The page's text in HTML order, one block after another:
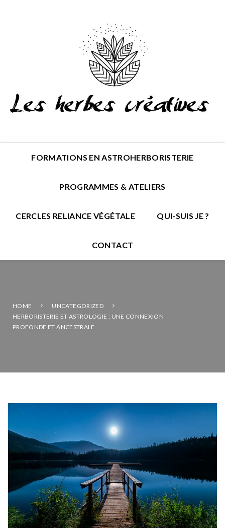
FORMATIONS EN ASTROHERBORISTERIE
PROGRAMMES & ATELIERS
CERCLES RELIANCE VÉGÉTALE QUI-SUIS JE ?
CONTACT
HOME
UNCATEGORIZED
HERBORISTERIE ET ASTROLOGIE : UNE CONNEXION
PROFONDE ET ANCESTRALE